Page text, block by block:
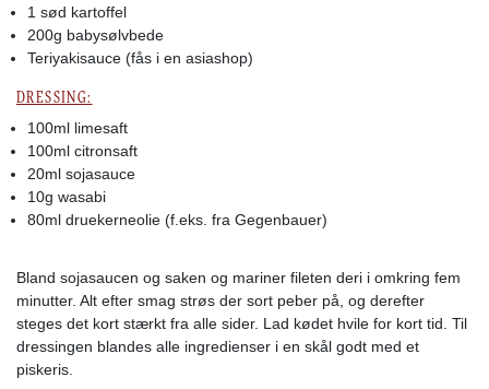
1 sød kartoffel
200g babysølvbede
Teriyakisauce (fås i en asiashop)
DRESSING:
100ml limesaft
100ml citronsaft
20ml sojasauce
10g wasabi
80ml druekerneolie (f.eks. fra Gegenbauer)
Bland sojasaucen og saken og mariner fileten deri i omkring fem
minutter. Alt efter smag strøs der sort peber på, og derefter
steges det kort stærkt fra alle sider. Lad kødet hvile for kort tid. Til
dressingen blandes alle ingredienser i en skål godt med et
piskeris.